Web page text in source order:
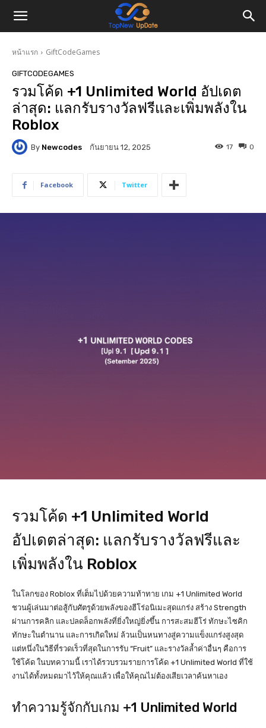
หน้าแรก GiftCodeGames
GIFTCODEGAMES
รวมโค้ด +1 Unlimited World อัปเดต
ล่าสุด: แลกรับรางวัลฟรีและเพิ่มพลังใน
Roblox
By Newcodes กันยายน 12, 2025 0
17
Facebook Twitter
รวมโค้ด +1 Unlimited World
อัปเดตล่าสุด: แลกรับรางวัลฟรีและ
เพิ่มพลังใน Roblox
ในโลกของ Roblox ที่เต็มไปด้วยความท้าทาย เกม +1 Unlimited World
ชวนผู้เล่นมาต่อสู้กับศัตรูด้วยพลังของฮีโร่อนิเมะสุดแกร่ง สร้าง Strength
ผ่านการคลิก และปลดล็อกพลังที่ยิ่งใหญ่ยิ่งขึ้น การสะสมฮีโร่ ทักษะไซคิก
ทักษะในตำนาน และการเกิดใหม่ ล้วนเป็นหนทางสู่ความแข็งแกร่งสูงสุด
แต่หนึ่งในวิธีที่รวดเร็วที่สุดในการรับ “Fruit” และรางวัลล้ำค่าอื่นๆ คือการ
ใช้โค้ด ในบทความนี้ เราได้รวบรวมรายการโค้ด +1 Unlimited World ที่ใช้
งานได้ทั้งหมดมาไว้ให้คุณแล้ว เพื่อให้คุณไม่ต้องเสียเวลาค้นหาเอง
ทำความรู้จักกับเกม +1 Unlimited World